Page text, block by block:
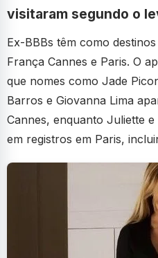
visitaram segundo o
Ex-BBBs têm como
França Cannes e Paris. O
que nomes como Jade
Barros e Giovanna Lima
Cannes, enquanto Juliette
em registros em Paris,